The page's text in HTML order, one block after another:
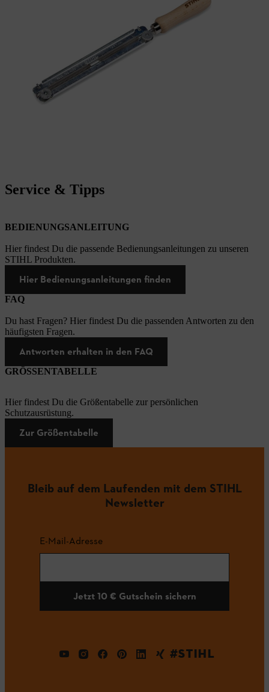
Service & Tipps
BEDIENUNGSANLEITUNG
Hier findest Du die passende Bedienungsanleitungen zu unseren
STIHL Produkten.
Hier Bedienungsanleitungen finden
FAQ
Du hast Fragen? Hier findest Du die passenden Antworten zu den
häufigsten Fragen.
Antworten erhalten in den FAQ
GRÖSSENTABELLE
Hier findest Du die Größentabelle zur persönlichen
Schutzausrüstung.
Zur Größentabelle
Bleib auf dem Laufenden mit dem STIHL
Newsletter
E-Mail-Adresse
Jetzt 10 € Gutschein sichern
#STIHL